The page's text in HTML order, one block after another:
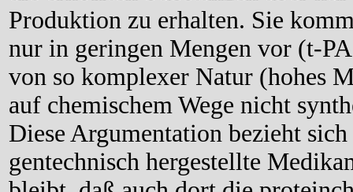
Produktion zu erhalten. Sie
nur in geringen Mengen vor (t-
von so komplexer Natur (hohes
auf chemischem Wege nicht
Diese Argumentation bezieht
gentechnisch hergestellte